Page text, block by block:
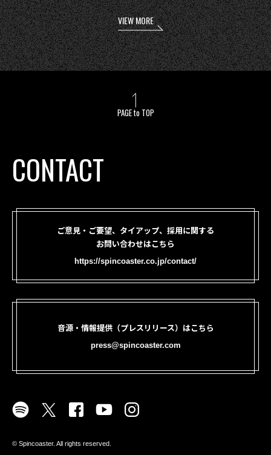
VIEW MORE
PAGE to TOP
CONTACT
ご意見・ご要望、タイアップ、採用に関する
お問い合わせはこちら
https://spincoaster.co.jp/contact/
音源・情報提供（プレスリリース）はこちら
press@spincoaster.com
©︎ Spincoaster. All rights reserved.